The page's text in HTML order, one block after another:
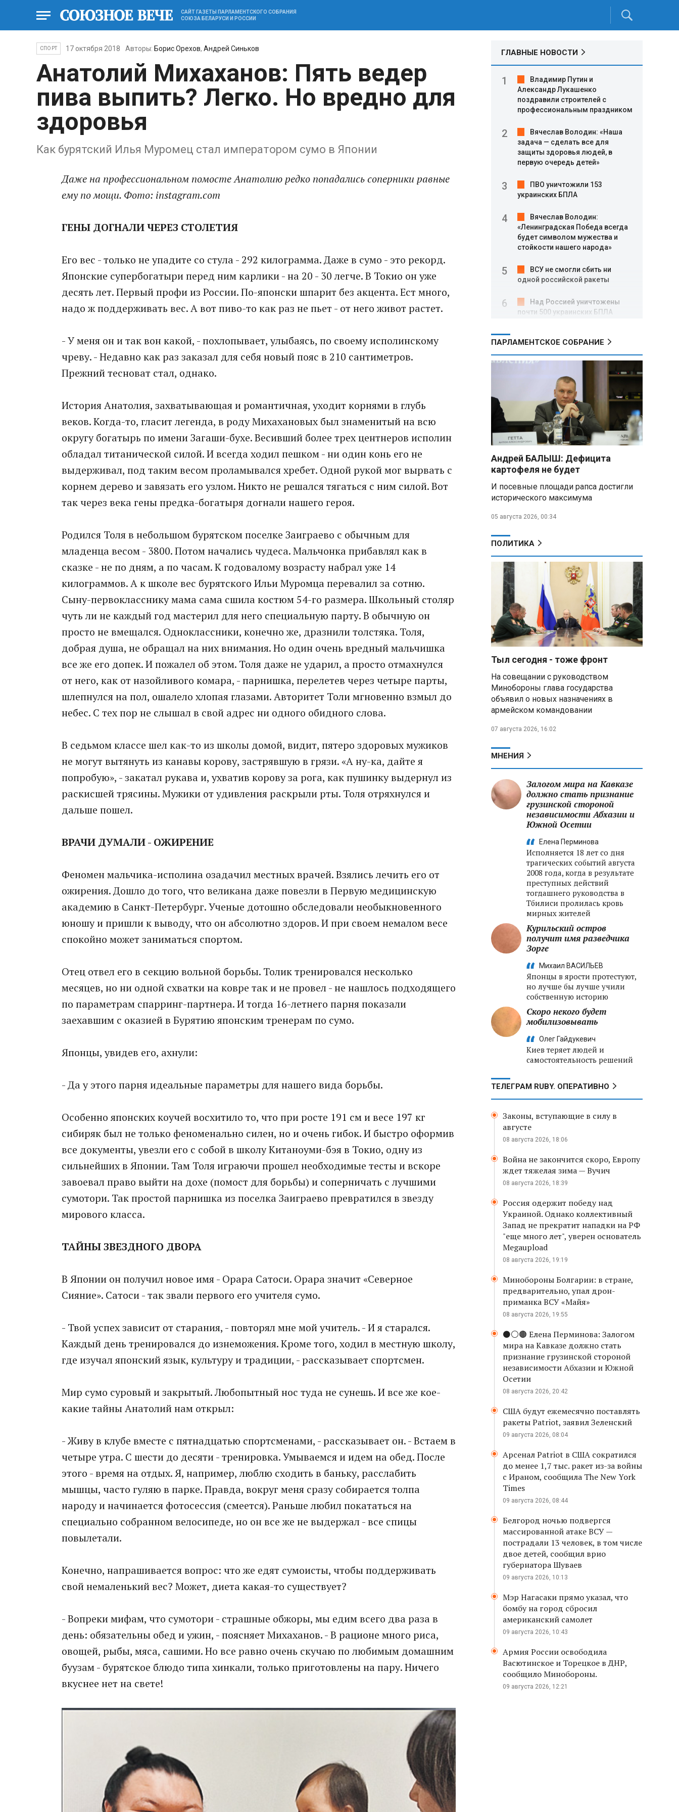
САЙТ ГАЗЕТЫ ПАРЛАМЕНТСКОГО СОБРАНИЯ
СОЮЗА БЕЛАРУСИ И РОССИИ
СПОРТ 17 октября 2018 Авторы: Борис Орехов, Андрей Синьков
Анатолий Михаханов: Пять ведер
пива выпить? Легко. Но вредно для
здоровья
Как бурятский Илья Муромец стал императором сумо в Японии
Даже на профессиональном помосте Анатолию редко попадались соперники равные
ему по мощи. Фото: instagram.com
ГЕНЫ ДОГНАЛИ ЧЕРЕЗ СТОЛЕТИЯ
Его вес - только не упадите со стула - 292 килограмма. Даже в сумо - это рекорд.
Японские супербогатыри перед ним карлики - на 20 - 30 легче. В Токио он уже
десять лет. Первый профи из России. По-японски шпарит без акцента. Ест много,
надо ж поддерживать вес. А вот пиво-то как раз не пьет - от него живот растет.
- У меня он и так вон какой, - похлопывает, улыбаясь, по своему исполинскому
чреву. - Недавно как раз заказал для себя новый пояс в 210 сантиметров.
Прежний тесноват стал, однако.
История Анатолия, захватывающая и романтичная, уходит корнями в глубь
веков. Когда-то, гласит легенда, в роду Михахановых был знаменитый на всю
округу богатырь по имени Загаши-бухе. Весивший более трех центнеров исполин
обладал титанической силой. И всегда ходил пешком - ни один конь его не
выдерживал, под таким весом проламывался хребет. Одной рукой мог вырвать с
корнем дерево и завязать его узлом. Никто не решался тягаться с ним силой. Вот
так через века гены предка-богатыря догнали нашего героя.
Родился Толя в небольшом бурятском поселке Заиграево с обычным для
младенца весом - 3800. Потом начались чудеса. Мальчонка прибавлял как в
сказке - не по дням, а по часам. К годовалому возрасту набрал уже 14
килограммов. А к школе вес бурятского Ильи Муромца перевалил за сотню.
Сыну-первокласснику мама сама сшила костюм 54-го размера. Школьный столяр
чуть ли не каждый год мастерил для него специальную парту. В обычную он
просто не вмещался. Одноклассники, конечно же, дразнили толстяка. Толя,
добрая душа, не обращал на них внимания. Но один очень вредный мальчишка
все же его допек. И пожалел об этом. Толя даже не ударил, а просто отмахнулся
от него, как от назойливого комара, - парнишка, перелетев через четыре парты,
шлепнулся на пол, ошалело хлопая глазами. Авторитет Толи мгновенно взмыл до
небес. С тех пор не слышал в свой адрес ни одного обидного слова.
В седьмом классе шел как-то из школы домой, видит, пятеро здоровых мужиков
не могут вытянуть из канавы корову, застрявшую в грязи. «А ну-ка, дайте я
попробую», - закатал рукава и, ухватив корову за рога, как пушинку выдернул из
раскисшей трясины. Мужики от удивления раскрыли рты. Толя отряхнулся и
дальше пошел.
ВРАЧИ ДУМАЛИ - ОЖИРЕНИЕ
Феномен мальчика-исполина озадачил местных врачей. Взялись лечить его от
ожирения. Дошло до того, что великана даже повезли в Первую медицинскую
академию в Санкт-Петербург. Ученые дотошно обследовали необыкновенного
юношу и пришли к выводу, что он абсолютно здоров. И при своем немалом весе
спокойно может заниматься спортом.
Отец отвел его в секцию вольной борьбы. Толик тренировался несколько
месяцев, но ни одной схватки на ковре так и не провел - не нашлось подходящего
по параметрам спарринг-партнера. И тогда 16-летнего парня показали
заехавшим с оказией в Бурятию японским тренерам по сумо.
Японцы, увидев его, ахнули:
- Да у этого парня идеальные параметры для нашего вида борьбы.
Особенно японских коучей восхитило то, что при росте 191 см и весе 197 кг
сибиряк был не только феноменально силен, но и очень гибок. И быстро оформив
все документы, увезли его с собой в школу Китаноуми-бэя в Токио, одну из
сильнейших в Японии. Там Толя играючи прошел необходимые тесты и вскоре
завоевал право выйти на дохе (помост для борьбы) и соперничать с лучшими
сумотори. Так простой парнишка из поселка Заиграево превратился в звезду
мирового класса.
ТАЙНЫ ЗВЕЗДНОГО ДВОРА
В Японии он получил новое имя - Орара Сатоси. Орара значит «Северное
Сияние». Сатоси - так звали первого его учителя сумо.
- Твой успех зависит от старания, - повторял мне мой учитель. - И я старался.
Каждый день тренировался до изнеможения. Кроме того, ходил в местную школу,
где изучал японский язык, культуру и традиции, - рассказывает спортсмен.
Мир сумо суровый и закрытый. Любопытный нос туда не сунешь. И все же кое-
какие тайны Анатолий нам открыл:
- Живу в клубе вместе с пятнадцатью спортсменами, - рассказывает он. - Встаем в
четыре утра. С шести до десяти - тренировка. Умываемся и идем на обед. После
этого - время на отдых. Я, например, люблю сходить в баньку, расслабить
мышцы, часто гуляю в парке. Правда, вокруг меня сразу собирается толпа
народу и начинается фотосессия (смеется). Раньше любил покататься на
специально собранном велосипеде, но он все же не выдержал - все спицы
повылетали.
Конечно, напрашивается вопрос: что же едят сумоисты, чтобы поддерживать
свой немаленький вес? Может, диета какая-то существует?
- Вопреки мифам, что сумотори - страшные обжоры, мы едим всего два раза в
день: обязательны обед и ужин, - поясняет Михаханов. - В рационе много риса,
овощей, рыбы, мяса, сашими. Но все равно очень скучаю по любимым домашним
буузам - бурятское блюдо типа хинкали, только приготовлены на пару. Ничего
вкуснее нет на свете!
ГЛАВНЫЕ НОВОСТИ
Владимир Путин и
Александр Лукашенко
поздравили строителей с
профессиональным праздником
Вячеслав Володин: «Наша
задача — сделать все для
защиты здоровья людей, в
первую очередь детей»
ПВО уничтожили 153
украинских БПЛА
Вячеслав Володин:
«Ленинградская Победа всегда
будет символом мужества и
стойкости нашего народа»
ВСУ не смогли сбить ни
одной российской ракеты
Над Россией уничтожены
почти 500 украинских БПЛА
заработали нормы,
направленные на стабилизацию
на топливном рынке, и новые
меры поддержки участников
Александр Лукашенко о
торговых сетях: Почему к
сельчанам вышли только
единицы?
Премьер Литвы призвал не
пугать людей угрозой со
Александр Лукашенко
изготовленный по стандартам
В Белгородской области при
новых атаках ВСУ пострадали
еще четыре человека
Александр Лукашенко о
работе Белкоопсоюза: «Если это
так, это жуть»
Минск возглавил рейтинг
городов у российских туристов
Минобороны РФ: при
освобождении Анискино ВСУ
понесли большие потери, часть
военных сдалась в плен
Александр Лукашенко:
скупают пустующие дома в
ПАРЛАМЕНТСКОЕ СОБРАНИЕ
Андрей БАЛЫШ: Дефицита
картофеля не будет
И посевные площади рапса достигли
исторического максимума
05 августа 2026, 00:34
ПОЛИТИКА
Тыл сегодня - тоже фронт
На совещании с руководством
Минобороны глава государства
объявил о новых назначениях в
армейском командовании
07 августа 2026, 16:02
МНЕНИЯ
Залогом мира на Кавказе
должно стать признание
грузинской стороной
независимости Абхазии и
Южной Осетии
Елена Перминова
Исполняется 18 лет со дня
трагических событий августа
2008 года, когда в результате
преступных действий
тогдашнего руководства в
Тбилиси пролилась кровь
мирных жителей
Курильский остров
получит имя разведчика
Зорге
Михаил ВАСИЛЬЕВ
Японцы в ярости протестуют,
но лучше бы лучше учили
собственную историю
Скоро некого будет
мобилизовывать
Олег Гайдукевич
Киев теряет людей и
самостоятельность решений
ТЕЛЕГРАМ RUBY. ОПЕРАТИВНО
Законы, вступающие в силу в
августе
08 августа 2026, 18:06
Война не закончится скоро, Европу
ждет тяжелая зима — Вучич
08 августа 2026, 18:39
Россия одержит победу над
Украиной. Однако коллективный
Запад не прекратит нападки на РФ
"еще много лет", уверен основатель
Megaupload
08 августа 2026, 19:19
Минобороны Болгарии: в стране,
предварительно, упал дрон-
приманка ВСУ «Майя»
08 августа 2026, 19:55
⚫️⚪️🟤 Елена Перминова: Залогом
мира на Кавказе должно стать
признание грузинской стороной
независимости Абхазии и Южной
Осетии
08 августа 2026, 20:42
США будут ежемесячно поставлять
ракеты Patriot, заявил Зеленский
09 августа 2026, 08:04
Арсенал Patriot в США сократился
до менее 1,7 тыс. ракет из-за войны
с Ираном, сообщила The New York
Times
09 августа 2026, 08:44
Белгород ночью подвергся
массированной атаке ВСУ —
пострадали 13 человек, в том числе
двое детей, сообщил врио
губернатора Шуваев
09 августа 2026, 10:13
Мэр Нагасаки прямо указал, что
бомбу на город сбросил
американский самолет
09 августа 2026, 10:43
Армия России освободила
Васютинское и Торецкое в ДНР,
сообщило Минобороны.
09 августа 2026, 12:21